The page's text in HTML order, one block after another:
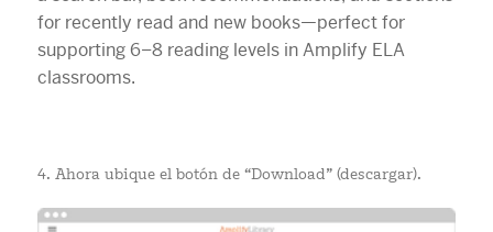
4. Ahora ubique el botón de “Download” (descargar).